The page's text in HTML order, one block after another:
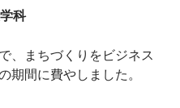
科
、まちづくりをビジネス
期間に費やしました。